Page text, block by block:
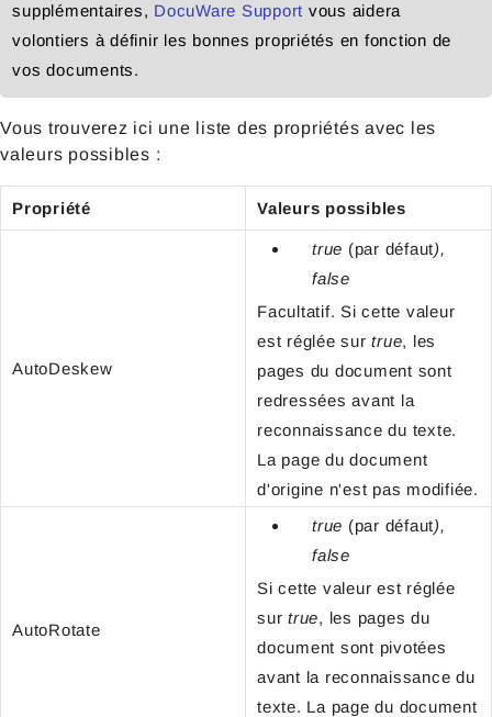
supplémentaires, DocuWare Support vous aidera
volontiers à définir les bonnes propriétés en fonction de
vos documents.
Vous trouverez ici une liste des propriétés avec les
valeurs possibles :
Propriété Valeurs possibles
AutoDeskew
true (par défaut),
false
Facultatif. Si cette valeur
est réglée surtrue, les
pages du document sont
redressées avant la
reconnaissance du texte.
La page du document
d'origine n'est pas modifiée.
AutoRotate
true (par défaut),
false
Si cette valeur est réglée
sur true, les pages du
document sont pivotées
avant la reconnaissance du
texte. La page du document